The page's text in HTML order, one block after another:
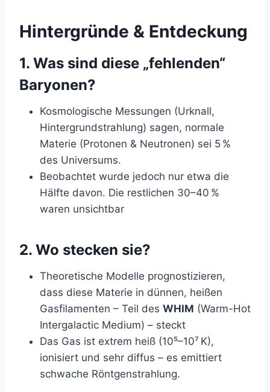
Hintergründe & Entdeckung
1. Was sind diese „fehlenden“
Baryonen?
Kosmologische Messungen (Urknall,
Hintergrundstrahlung) sagen, normale
Materie (Protonen & Neutronen) sei 5 %
des Universums.
Beobachtet wurde jedoch nur etwa die
Hälfte davon. Die restlichen 30–40 %
waren unsichtbar
2. Wo stecken sie?
Theoretische Modelle prognostizieren,
dass diese Materie in dünnen, heißen
Gasfilamenten – Teil des WHIM (Warm-Hot
Intergalactic Medium) – steckt
Das Gas ist extrem heiß (10⁵–10⁷ K),
ionisiert und sehr diffus – es emittiert
schwache Röntgenstrahlung.